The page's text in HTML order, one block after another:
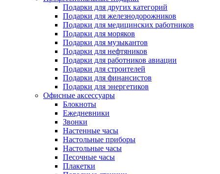
Подарки для других категорий
Подарки для железнодорожников
Подарки для медицинских работников
Подарки для моряков
Подарки для музыкантов
Подарки для нефтяников
Подарки для работников авиации
Подарки для строителей
Подарки для финансистов
Подарки для энергетиков
Офисные аксессуары
Блокноты
Ежедневники
Звонки
Настенные часы
Настольные приборы
Настольные часы
Песочные часы
Плакетки